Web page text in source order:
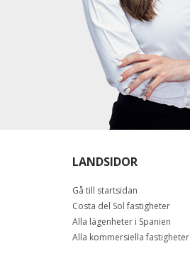
LANDSIDOR
Gå till startsidan
Costa del Sol fastigheter
Alla lägenheter i Spanien
Alla kommersiella fastigheter